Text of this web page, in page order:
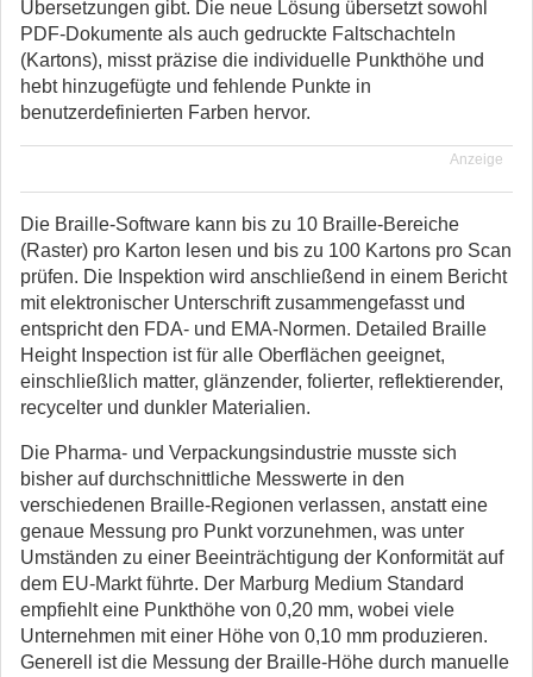
Übersetzungen gibt. Die neue Lösung übersetzt sowohl
PDF-Dokumente als auch gedruckte Faltschachteln
(Kartons), misst präzise die individuelle Punkthöhe und
hebt hinzugefügte und fehlende Punkte in
benutzerdefinierten Farben hervor.
Anzeige
Die Braille-Software kann bis zu 10 Braille-Bereiche
(Raster) pro Karton lesen und bis zu 100 Kartons pro Scan
prüfen. Die Inspektion wird anschließend in einem Bericht
mit elektronischer Unterschrift zusammengefasst und
entspricht den FDA- und EMA-Normen. Detailed Braille
Height Inspection ist für alle Oberflächen geeignet,
einschließlich matter, glänzender, folierter, reflektierender,
recycelter und dunkler Materialien.
Die Pharma- und Verpackungsindustrie musste sich
bisher auf durchschnittliche Messwerte in den
verschiedenen Braille-Regionen verlassen, anstatt eine
genaue Messung pro Punkt vorzunehmen, was unter
Umständen zu einer Beeinträchtigung der Konformität auf
dem EU-Markt führte. Der Marburg Medium Standard
empfiehlt eine Punkthöhe von 0,20 mm, wobei viele
Unternehmen mit einer Höhe von 0,10 mm produzieren.
Generell ist die Messung der Braille-Höhe durch manuelle